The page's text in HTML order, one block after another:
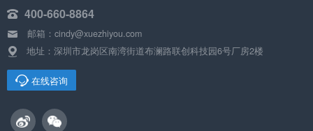
400-660-8864
邮箱：cindy@xuezhiyou.com
地址：深圳市龙岗区南湾街道布澜路联创科技园6号厂房2楼
在线咨询